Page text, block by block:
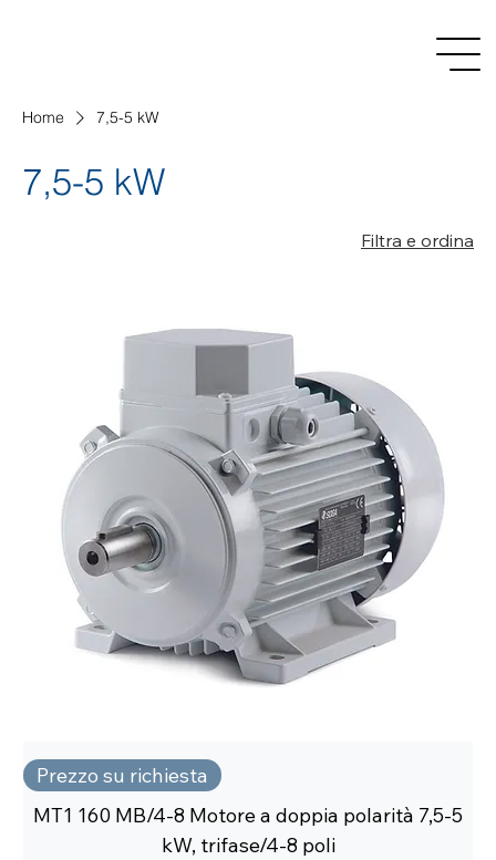
Home 7,5-5 kW
7,5-5 kW
Filtra e ordina
Prezzo su richiesta
MT1 160 MB/4-8 Motore a doppia polarità 7,5-5
kW, trifase/4-8 poli